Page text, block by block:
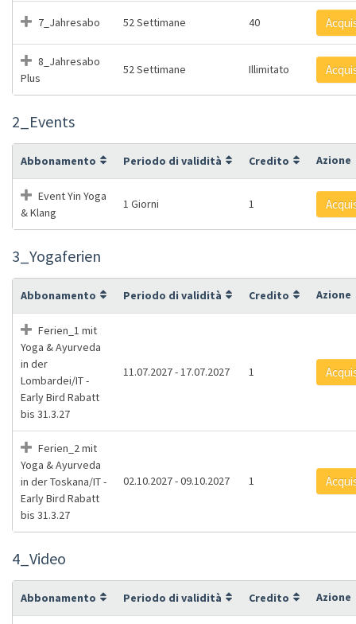
7_Jahresabo 52 Settimane 40
8_Jahresabo
Plus
52 Settimane Illimitato
2_Events
Abbonamento Periodo di validità Credito Azione
Event Yin Yoga
& Klang
1 Giorni 1
3_Yogaferien
Abbonamento Periodo di validità Credito Azione
Ferien_1 mit
Yoga & Ayurveda
in der
Lombardei/IT -
Early Bird Rabatt
bis 31.3.27
11.07.2027 - 17.07.2027 1
Ferien_2 mit
Yoga & Ayurveda
in der Toskana/IT -
Early Bird Rabatt
bis 31.3.27
02.10.2027 - 09.10.2027 1
4_Video
Abbonamento Periodo di validità Credito Azione